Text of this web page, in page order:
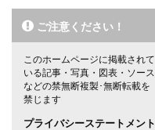
ご注意ください！
このホームページに掲載されて
いる記事・写真・図表・ソース
などの禁無断複製･無断転載を
禁じます
プライバシーステートメント